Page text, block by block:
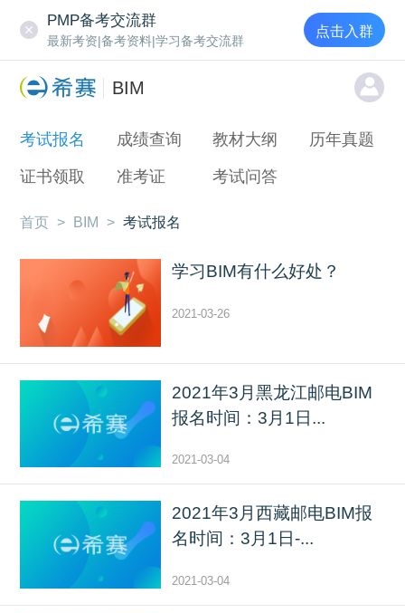
PMP备考交流群
最新考资|备考资料|学习备考交流群
点击入群
BIM
考试报名 成绩查询 教材大纲 历年真题
证书领取 准考证 考试问答
首页 > BIM > 考试报名
学习BIM有什么好处？
2021-03-26
2021年3月黑龙江邮电BIM
报名时间：3月1日...
2021-03-04
2021年3月西藏邮电BIM报
名时间：3月1日-...
2021-03-04